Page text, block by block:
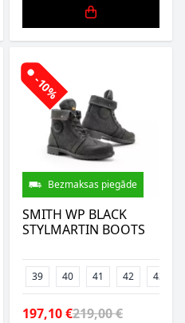
-10%
Bezmaksas piegāde
SMITH WP BLACK
STYLMARTIN BOOTS
39 40 41 42 43
197,10 €219,00 €